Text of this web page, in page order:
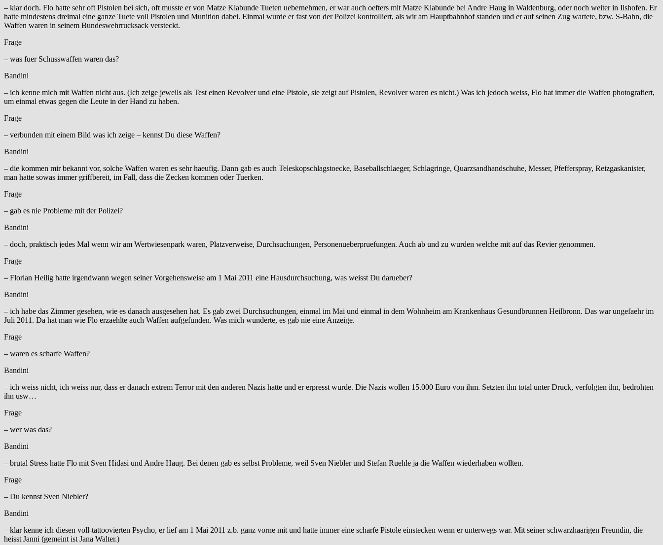
– klar doch. Flo hatte sehr oft Pistolen bei sich, oft musste er von Matze Klabunde Tueten uebernehmen, er war auch oefters mit Matze Klabunde bei Andre Haug in Waldenburg, oder noch weiter in Ilshofen. Er
hatte mindestens dreimal eine ganze Tuete voll Pistolen und Munition dabei. Einmal wurde er fast von der Polizei kontrolliert, als wir am Hauptbahnhof standen und er auf seinen Zug wartete, bzw. S-Bahn, die
Waffen waren in seinem Bundeswehrrucksack versteckt.
Frage
– was fuer Schusswaffen waren das?
Bandini
– ich kenne mich mit Waffen nicht aus. (Ich zeige jeweils als Test einen Revolver und eine Pistole, sie zeigt auf Pistolen, Revolver waren es nicht.) Was ich jedoch weiss, Flo hat immer die Waffen photografiert,
um einmal etwas gegen die Leute in der Hand zu haben.
Frage
– verbunden mit einem Bild was ich zeige – kennst Du diese Waffen?
Bandini
– die kommen mir bekannt vor, solche Waffen waren es sehr haeufig. Dann gab es auch Teleskopschlagstoecke, Baseballschlaeger, Schlagringe, Quarzsandhandschuhe, Messer, Pfefferspray, Reizgaskanister,
man hatte sowas immer griffbereit, im Fall, dass die Zecken kommen oder Tuerken.
Frage
– gab es nie Probleme mit der Polizei?
Bandini
– doch, praktisch jedes Mal wenn wir am Wertwiesenpark waren, Platzverweise, Durchsuchungen, Personenueberpruefungen. Auch ab und zu wurden welche mit auf das Revier genommen.
Frage
– Florian Heilig hatte irgendwann wegen seiner Vorgehensweise am 1 Mai 2011 eine Hausdurchsuchung, was weisst Du darueber?
Bandini
– ich habe das Zimmer gesehen, wie es danach ausgesehen hat. Es gab zwei Durchsuchungen, einmal im Mai und einmal in dem Wohnheim am Krankenhaus Gesundbrunnen Heilbronn. Das war ungefaehr im
Juli 2011. Da hat man wie Flo erzaehlte auch Waffen aufgefunden. Was mich wunderte, es gab nie eine Anzeige.
Frage
– waren es scharfe Waffen?
Bandini
– ich weiss nicht, ich weiss nur, dass er danach extrem Terror mit den anderen Nazis hatte und er erpresst wurde. Die Nazis wollen 15.000 Euro von ihm. Setzten ihn total unter Druck, verfolgten ihn, bedrohten
ihn usw…
Frage
– wer was das?
Bandini
– brutal Stress hatte Flo mit Sven Hidasi und Andre Haug. Bei denen gab es selbst Probleme, weil Sven Niebler und Stefan Ruehle ja die Waffen wiederhaben wollten.
Frage
– Du kennst Sven Niebler?
Bandini
– klar kenne ich diesen voll-tattoovierten Psycho, er lief am 1 Mai 2011 z.b. ganz vorne mit und hatte immer eine scharfe Pistole einstecken wenn er unterwegs war. Mit seiner schwarzhaarigen Freundin, die
heisst Janni (gemeint ist Jana Walter.)